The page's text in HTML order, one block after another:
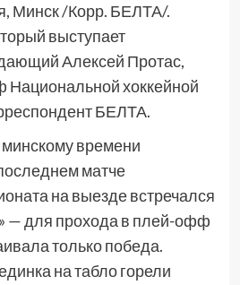
Минск /Корр. БЕЛТА/.
выступает
Алексей Протас,
хоккейной
БЕЛТА.
минскому времени
матче
на выезде встречался
— для прохода в плей-офф
только победа.
на табло горели